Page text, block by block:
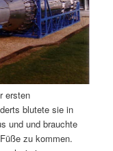
ersten
blutete sie in
und und brauchte
zu kommen.